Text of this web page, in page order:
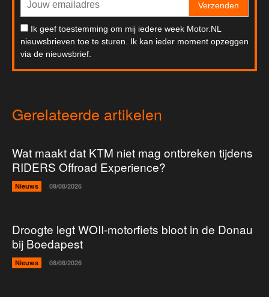
Verzenden
Ik geef toestemming om mij iedere week Motor.NL
nieuwsbrieven toe te sturen. Ik kan ieder moment opzeggen
via de nieuwsbrief.
Gerelateerde artikelen
Wat maakt dat KTM niet mag ontbreken tijdens
RIDERS Offroad Experience?
Nieuws 09/08/2026
Droogte legt WOII-motorfiets bloot in de Donau
bij Boedapest
Nieuws 08/08/2026